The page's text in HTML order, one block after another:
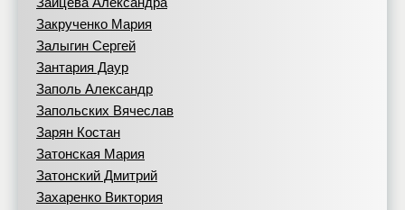
Закрученко Мария
Залыгин Сергей
Зантария Даур
Заполь Александр
Запольских Вячеслав
Зарян Костан
Затонская Мария
Затонский Дмитрий
Захаренко Виктория